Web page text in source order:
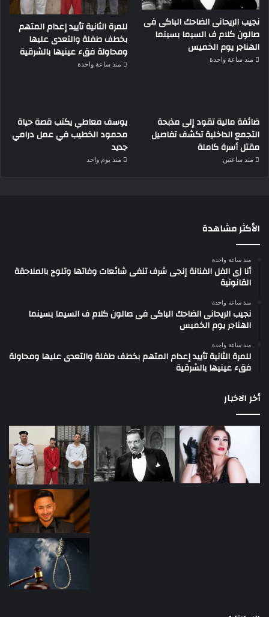
نجيب الريحانى الضاحك الباكى فى
صالون كلام ف السيما بسينما
الهناجر يوم الخميس
منذ ساعة واحدة
للمرة الثانية تأييد إعدام المتهم
بخطف طفلة والتعدى عليها
ومحاولة فقء عينيها بالشرقية
منذ ساعة واحدة
ضائقة مالية تقود إلى مذبحة
التجمع الداخلية تكشف تفاصيل
مقتل أسرة كاملة
منذ ساعتين
يوسف معاطي يكتب قصة حياة
محمود الخطيب في عمل درامي
جديد
منذ يوم واحد
الأكثر مشاهدة
منذ ساعة واحدة
أنا زى الفل الفنانة إنجى شرف تنفى شائعات وفاتها وتلوح بالملاحقة
القانونية
منذ ساعة واحدة
نجيب الريحانى الضاحك الباكى فى صالون كلام ف السيما بسينما
الهناجر يوم الخميس
منذ ساعة واحدة
للمرة الثانية تأييد إعدام المتهم بخطف طفلة والتعدى عليها ومحاولة
فقء عينيها بالشرقية
أخر الاخبار